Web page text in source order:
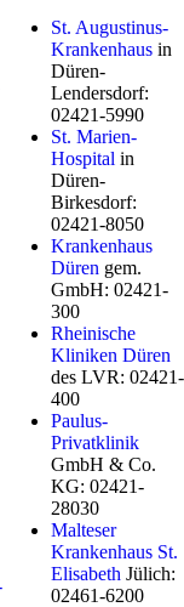
St. Augustinus-
Krankenhausin
Düren-
Lendersdorf:
02421-5990
St. Marien-
Hospital in
Düren-
Birkesdorf:
02421-8050
Krankenhaus
Düren gem.
GmbH: 02421-
300
Rheinische
Kliniken Düren
des LVR: 02421-
400
Paulus-
Privatklinik
GmbH & Co.
KG: 02421-
28030
Malteser
Krankenhaus St.
Elisabeth Jülich:
02461-6200